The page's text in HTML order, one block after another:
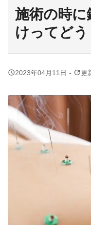
施術の時
けってど
query_builder2023年04月11日 - update更